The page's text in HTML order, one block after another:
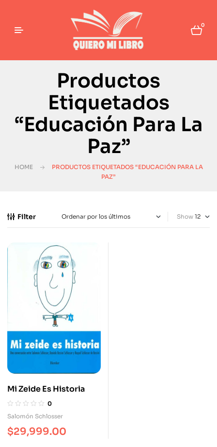
0
Productos
Etiquetados
“Educación Para La
Paz”
HOME
PRODUCTOS ETIQUETADOS “EDUCACIÓN PARA LA
PAZ”
Filter Show
Mi Zeide Es Historia
0
Salomón Schlosser
$29,999.00